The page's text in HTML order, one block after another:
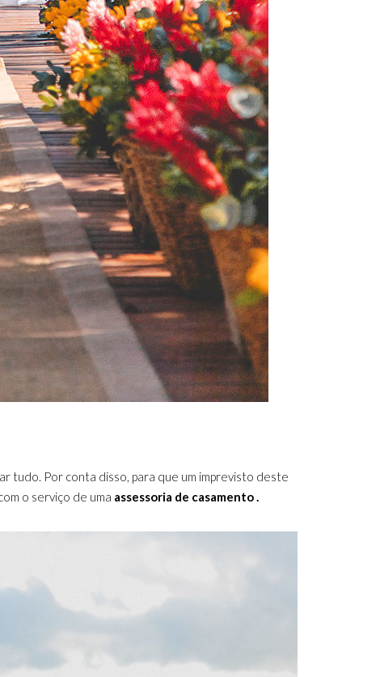
tudo. Por conta disso, para que um imprevisto deste
o serviço de uma assessoria de casamento .